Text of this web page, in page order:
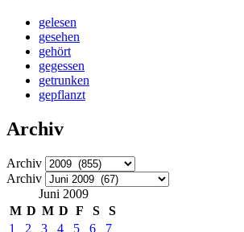
gelesen
gesehen
gehört
gegessen
getrunken
gepflanzt
Archiv
Archiv
Archiv
Juni 2009
M D M D F S
S
1
2 3 4 5 6 7